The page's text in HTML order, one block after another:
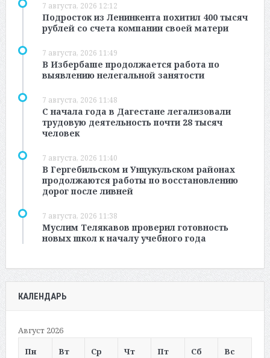
7 августа, 2026 12:12
Подросток из Ленинкента похитил 400 тысяч
рублей со счета компании своей матери
7 августа, 2026 11:49
В Избербаше продолжается работа по
выявлению нелегальной занятости
7 августа, 2026 11:48
С начала года в Дагестане легализовали
трудовую деятельность почти 28 тысяч
человек
7 августа, 2026 11:40
В Гергебильском и Унцукульском районах
продолжаются работы по восстановлению
дорог после ливней
7 августа, 2026 11:38
Муслим Телякавов проверил готовность
новых школ к началу учебного года
КАЛЕНДАРЬ
Август 2026
Пн
Вт Ср Чт Пт Сб Вс